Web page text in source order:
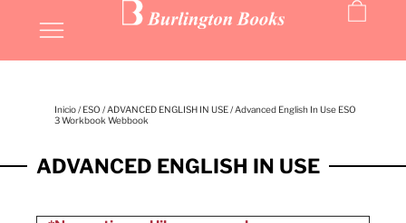
Inicio/ ESO / ADVANCED ENGLISH IN USE/ Advanced English In Use ESO
3 Workbook Webbook
ADVANCED ENGLISH IN USE